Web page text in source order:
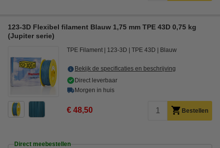
123-3D Flexibel filament Blauw 1,75 mm TPE 43D 0,75 kg
(Jupiter serie)
TPE Filament 123-3D TPE 43D Blauw
Bekijk de specificaties en beschrijving
Direct leverbaar
Morgen in huis
€ 48,50 Bestellen
Direct meebestellen